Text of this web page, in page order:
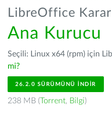
LibreOffice
Ana Kurucu
Seçili: Linux x64 (rpm) için
mi?
26.2.0 SÜRÜMÜNÜ İNDIR
238 MB (Torrent, Bilgi)